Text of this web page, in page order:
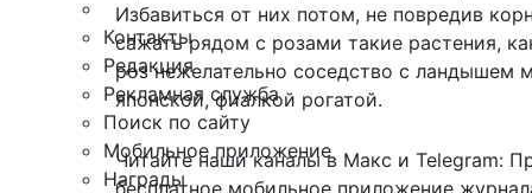
Контакты
Редакция
Рекламная служба
Поиск по сайту
Мобильное приложение
Награды
Избавиться от них потом, не повредив
сажать рядом с розами такие растения,
роз нежелательно соседство с ландышем
японской, фиалкой рогатой.
Читайте наши каналы в Макс и Telegram: